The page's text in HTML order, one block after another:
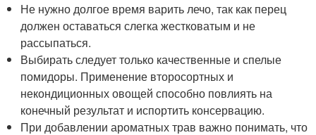
Не нужно долгое время варить лечо, так как перец
должен оставаться слегка жестковатым и не
рассыпаться.
Выбирать следует только качественные и спелые
помидоры. Применение второсортных и
некондиционных овощей способно повлиять на
конечный результат и испортить консервацию.
При добавлении ароматных трав важно понимать, что